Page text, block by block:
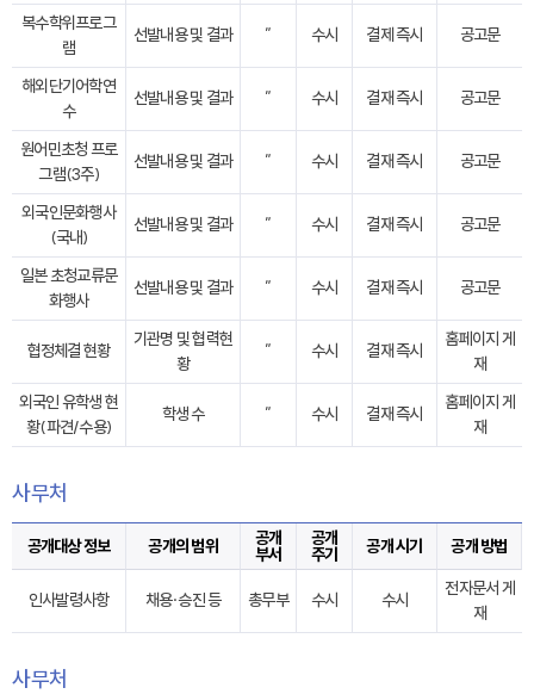
복수학위프로그
램
선발내용 및 결과 ” 수시 결제 즉시 공고문
해외단기어학연
수
선발내용 및 결과 ” 수시 결재 즉시 공고문
원어민초청 프로
그램(3주)
선발내용 및 결과 ” 수시 결재 즉시 공고문
외국인문화행사
(국내)
선발내용 및 결과 ” 수시 결재 즉시 공고문
일본 초청교류문
화행사
선발내용 및 결과 ” 수시 결재 즉시 공고문
협정체결 현황
기관명 및 협력현
황
” 수시 결재 즉시
홈페이지 게
재
외국인 유학생 현
황(파견/수용)
학생 수 ” 수시 결재 즉시
홈페이지 게
재
사무처
공개대상 정보 공개의 범위 공개
부서
공개
주기 공개 시기 공개 방법
인사발령사항 채용·승진 등 총무부 수시 수시
전자문서 게
재
사무처